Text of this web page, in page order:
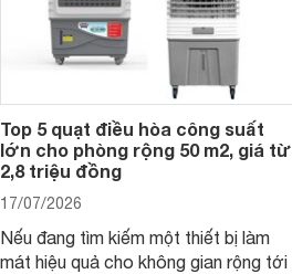
Top 5 quạt điều hòa công suất
lớn cho phòng rộng 50 m2, giá từ
2,8 triệu đồng
17/07/2026
Nếu đang tìm kiếm một thiết bị làm
mát hiệu quả cho không gian rộng tới